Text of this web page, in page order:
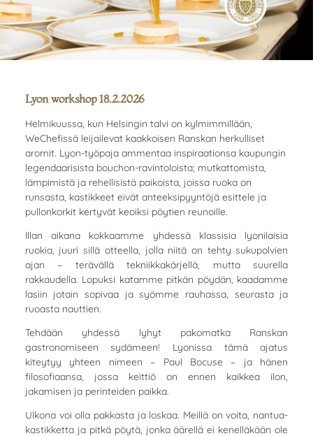
Lyon workshop 18.2.2026
Helmikuussa, kun Helsingin talvi on kylmimmillään,
WeChefissä leijailevat kaakkoisen Ranskan herkulliset
aromit. Lyon-työpaja ammentaa inspiraationsa kaupungin
legendaarisista bouchon-ravintoloista; mutkattomista,
lämpimistä ja rehellisistä paikoista, joissa ruoka on
runsasta, kastikkeet eivät anteeksipyyntöjä esittele ja
pullonkorkit kertyvät keoiksi pöytien reunoille.
Illan aikana kokkaamme yhdessä klassisia lyonilaisia
ruokia, juuri sillä otteella, jolla niitä on tehty sukupolvien
ajan – terävällä tekniikkakärjellä, mutta suurella
rakkaudella. Lopuksi katamme pitkän pöydän, kaadamme
lasiin jotain sopivaa ja syömme rauhassa, seurasta ja
ruoasta nauttien.
Tehdään yhdessä lyhyt pakomatka Ranskan
gastronomiseen sydämeen! Lyonissa tämä ajatus
kiteytyy yhteen nimeen – Paul Bocuse – ja hänen
filosofiaansa, jossa keittiö on ennen kaikkea ilon,
jakamisen ja perinteiden paikka.
Ulkona voi olla pakkasta ja loskaa. Meillä on voita, nantua-
kastikketta ja pitkä pöytä, jonka äärellä ei kenelläkään ole